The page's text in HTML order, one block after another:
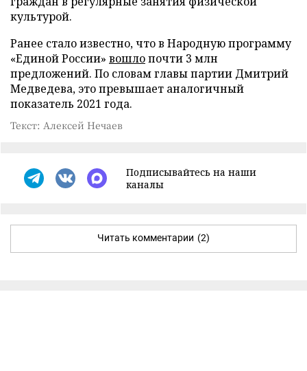
культурой.
Ранее стало известно, что в Народную программу
«Единой России» вошлопочти 3 млн
предложений. По словам главы партии Дмитрий
Медведева, это превышает аналогичный
показатель 2021 года.
Текст: Алексей Нечаев
Подписывайтесь на наши
каналы
Читать комментарии (2)